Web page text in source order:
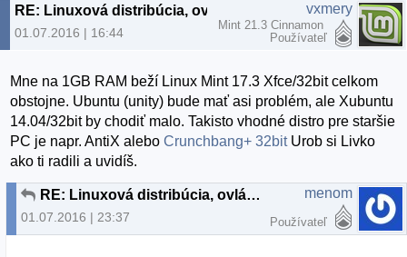
01.07.2016 | 16:44
vxmery
Mint 21.3 Cinnamon
Používateľ
Mne na 1GB RAM beží Linux Mint 17.3 Xfce/32bit celkom
obstojne. Ubuntu (unity) bude mať asi problém, ale Xubuntu
14.04/32bit by chodiť malo. Takisto vhodné distro pre staršie
PC je napr. AntiX aleboCrunchbang+ 32bitUrob si Livko
ako ti radili a uvidíš.
RE: Linuxová distribúcia, ovládače...
01.07.2016 | 23:37
menom
Používateľ